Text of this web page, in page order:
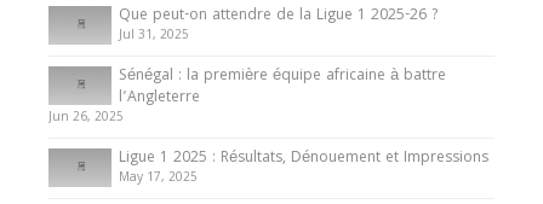
Internationales
Présentation de l’équipe nationale de football
du Cameroun
8 August 2025
Que peut-on attendre de la Ligue 1 2025-26 ?
Jul 31, 2025
Sénégal : la première équipe africaine à battre
l’Angleterre
Jun 26, 2025
Ligue 1 2025 : Résultats, Dénouement et Impressions
May 17, 2025